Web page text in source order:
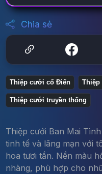
Chia sẻ
Thiệp cưới cổ Điển Thiệp
Thiệp cưới truyền thống
Thiệp cưới Ban Mai
tinh tế và lãng mạn với
hoa tươi tắn. Nền màu
nhàng, phù hợp cho